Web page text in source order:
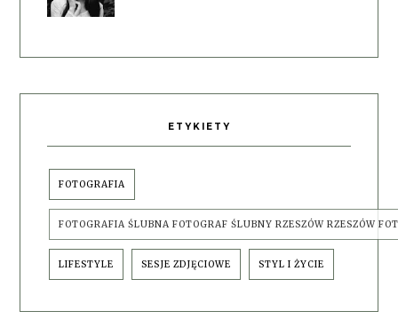
ETYKIETY
FOTOGRAFIA
FOTOGRAFIA ŚLUBNA FOTOGRAF ŚLUBNY RZESZÓW RZESZÓW
LIFESTYLE SESJE ZDJĘCIOWE STYL I ŻYCIE